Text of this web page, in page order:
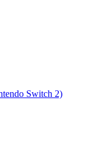
Switch 2)